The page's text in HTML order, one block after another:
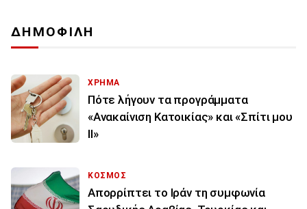
ΔΗΜΟΦΙΛΗ
ΧΡΗΜΑ
Πότε λήγουν τα προγράμματα
«Ανακαίνιση Κατοικίας» και «Σπίτι μου
ΙΙ»
ΚΟΣΜΟΣ
Απορρίπτει το Ιράν τη συμφωνία